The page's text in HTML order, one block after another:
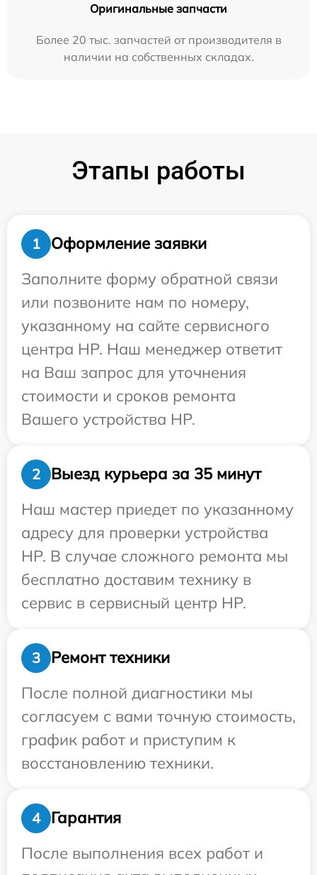
Оригинальные запчасти
Более 20 тыс. запчастей от производителя в
наличии на собственных складах.
Этапы работы
1
Оформление заявки
Заполните форму обратной связи
или позвоните нам по номеру,
указанному на сайте сервисного
центра HP. Наш менеджер ответит
на Ваш запрос для уточнения
стоимости и сроков ремонта
Вашего устройства HP.
2
Выезд курьера за 35 минут
Наш мастер приедет по указанному
адресу для проверки устройства
HP. В случае сложного ремонта мы
бесплатно доставим технику в
сервис в сервисный центр HP.
3
Ремонт техники
После полной диагностики мы
согласуем с вами точную стоимость,
график работ и приступим к
восстановлению техники.
4
Гарантия
После выполнения всех работ и